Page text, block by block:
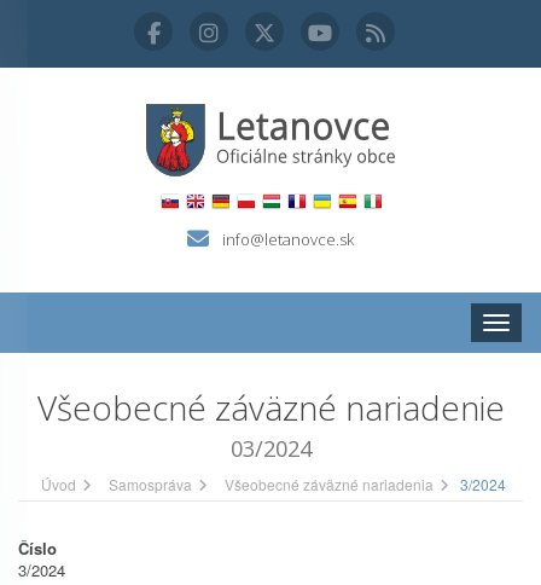
info@letanovce.sk
Všeobecné záväzné nariadenie
03/2024
Úvod Samospráva Všeobecné záväzné nariadenia 3/2024
Číslo
3/2024